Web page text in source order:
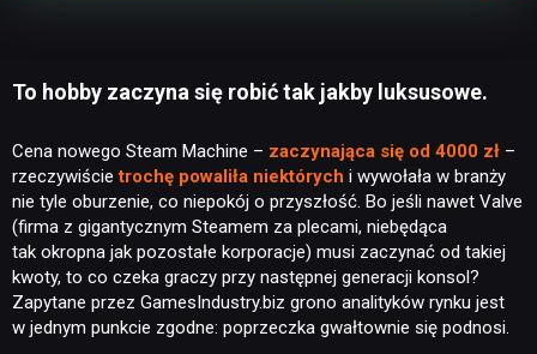
To hobby zaczyna się robić tak jakby luksusowe.
Cena nowego Steam Machine – zaczynająca się od 4000 zł –
rzeczywiścietrochę powaliła niektórych i wywołała w branży
nie tyle oburzenie, co niepokój o przyszłość. Bo jeśli nawet Valve
(firma z gigantycznym Steamem za plecami, niebędąca
tak okropna jak pozostałe korporacje) musi zaczynać od takiej
kwoty, to co czeka graczy przy następnej generacji konsol?
Zapytane przez GamesIndustry.biz grono analityków rynku jest
w jednym punkcie zgodne: poprzeczka gwałtownie się podnosi.